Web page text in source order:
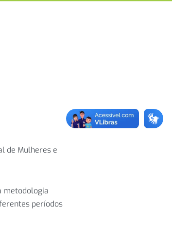
de Mulheres e
metodologia
períodos